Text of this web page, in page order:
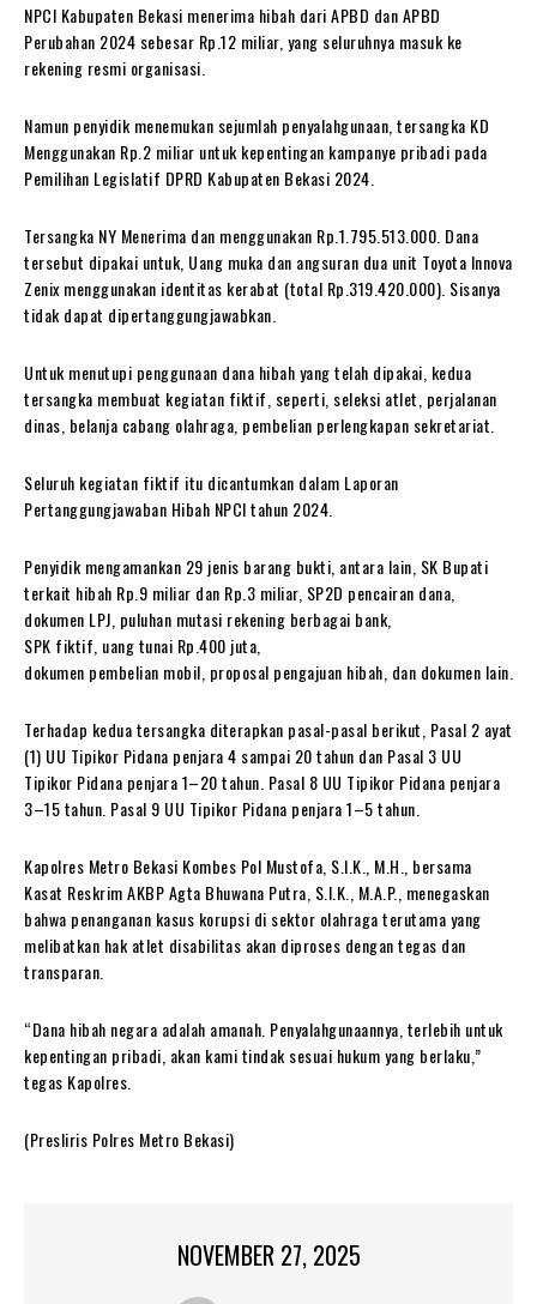
NPCI Kabupaten Bekasi menerima hibah dari APBD dan APBD
Perubahan 2024 sebesar Rp.12 miliar, yang seluruhnya masuk ke
rekening resmi organisasi.
Namun penyidik menemukan sejumlah penyalahgunaan, tersangka KD
Menggunakan Rp.2 miliar untuk kepentingan kampanye pribadi pada
Pemilihan Legislatif DPRD Kabupaten Bekasi 2024.
Tersangka NY Menerima dan menggunakan Rp.1.795.513.000. Dana
tersebut dipakai untuk, Uang muka dan angsuran dua unit Toyota Innova
Zenix menggunakan identitas kerabat (total Rp.319.420.000). Sisanya
tidak dapat dipertanggungjawabkan.
Untuk menutupi penggunaan dana hibah yang telah dipakai, kedua
tersangka membuat kegiatan fiktif, seperti, seleksi atlet, perjalanan
dinas, belanja cabang olahraga, pembelian perlengkapan sekretariat.
Seluruh kegiatan fiktif itu dicantumkan dalam Laporan
Pertanggungjawaban Hibah NPCI tahun 2024.
Penyidik mengamankan 29 jenis barang bukti, antara lain, SK Bupati
terkait hibah Rp.9 miliar dan Rp.3 miliar, SP2D pencairan dana,
dokumen LPJ, puluhan mutasi rekening berbagai bank,
SPK fiktif, uang tunai Rp.400 juta,
dokumen pembelian mobil, proposal pengajuan hibah, dan dokumen lain.
Terhadap kedua tersangka diterapkan pasal-pasal berikut, Pasal 2 ayat
(1) UU Tipikor Pidana penjara 4 sampai 20 tahun dan Pasal 3 UU
Tipikor Pidana penjara 1–20 tahun. Pasal 8 UU Tipikor Pidana penjara
3–15 tahun. Pasal 9 UU Tipikor Pidana penjara 1–5 tahun.
Kapolres Metro Bekasi Kombes Pol Mustofa, S.I.K., M.H., bersama
Kasat Reskrim AKBP Agta Bhuwana Putra, S.I.K., M.A.P., menegaskan
bahwa penanganan kasus korupsi di sektor olahraga terutama yang
melibatkan hak atlet disabilitas akan diproses dengan tegas dan
transparan.
“Dana hibah negara adalah amanah. Penyalahgunaannya, terlebih untuk
kepentingan pribadi, akan kami tindak sesuai hukum yang berlaku,”
tegas Kapolres.
(Presliris Polres Metro Bekasi)
NOVEMBER 27, 2025